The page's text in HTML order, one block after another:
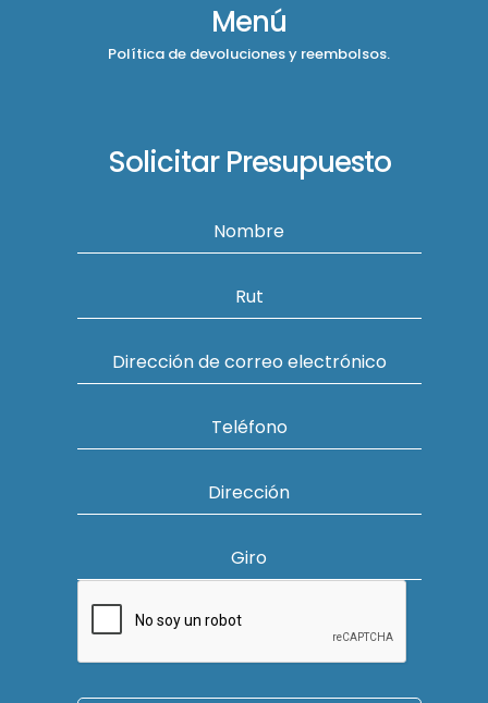
Menú
Política de devoluciones y reembolsos.
Solicitar Presupuesto
Nombre
Rut
Dirección de correo electrónico
Teléfono
Dirección
Giro